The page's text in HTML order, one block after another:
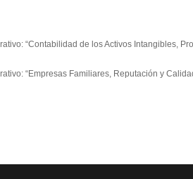
“Contabilidad de los Activos Intangibles,
“Empresas Familiares, Reputación y